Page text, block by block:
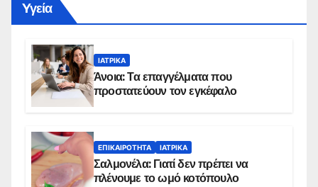
Yγεία
ΙΑΤΡΙΚΆ
Άνοια: Τα επαγγέλματα που
προστατεύουν τον εγκέφαλο
ΕΠΙΚΑΙΡΌΤΗΤΑ ΙΑΤΡΙΚΆ
Σαλμονέλα: Γιατί δεν πρέπει να
πλένουμε το ωμό κοτόπουλο